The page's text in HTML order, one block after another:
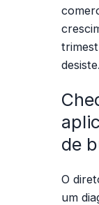
desiste.
de
O
um